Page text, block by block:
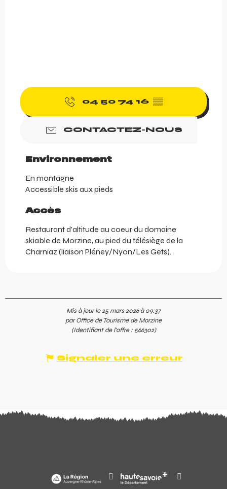
04 50 74 16 ▒▒
CONTACTEZ-NOUS
Environnement
Environnement
En montagne
Accessible skis aux pieds
Accès
Accès
Restaurant d'altitude au coeur du domaine
skiable de Morzine, au pied du télésiège de la
Charniaz (liaison Pléney/Nyon/Les Gets).
Mis à jour le 25 mars 2026 à 09:37
par Office de Tourisme de Morzine
(Identifiant de l'offre : 566302)
Signaler une erreur